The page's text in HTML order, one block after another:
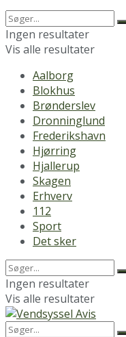
Ingen resultater
Vis alle resultater
Aalborg
Blokhus
Brønderslev
Dronninglund
Frederikshavn
Hjørring
Hjallerup
Skagen
Erhverv
112
Sport
Det sker
Ingen resultater
Vis alle resultater